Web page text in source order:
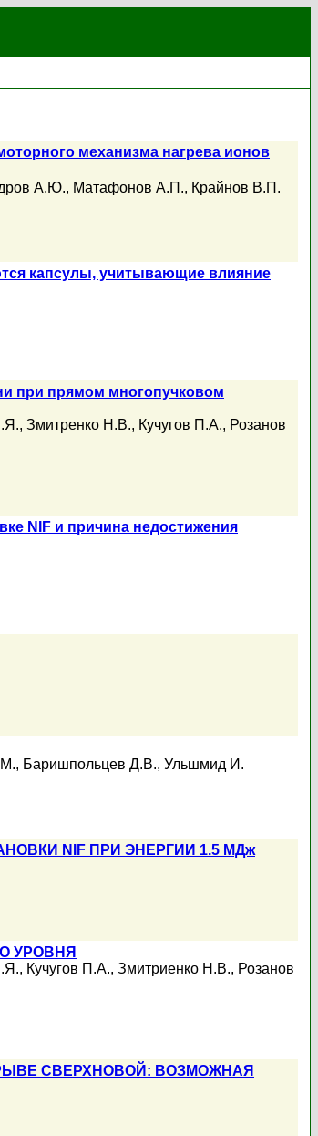
механизма нагрева ионов
А.Ю., Матафонов А.П., Крайнов В.П.
капсулы, учитывающие влияние
при прямом многопучковом
, Змитренко Н.В., Кучугов П.А., Розанов
NIF и причина недостижения
, Баришпольцев Д.В., Ульшмид И.
NIF ПРИ ЭНЕРГИИ 1.5 МДж
УРОВНЯ
, Кучугов П.А., Змитриенко Н.В., Розанов
СВЕРХНОВОЙ: ВОЗМОЖНАЯ